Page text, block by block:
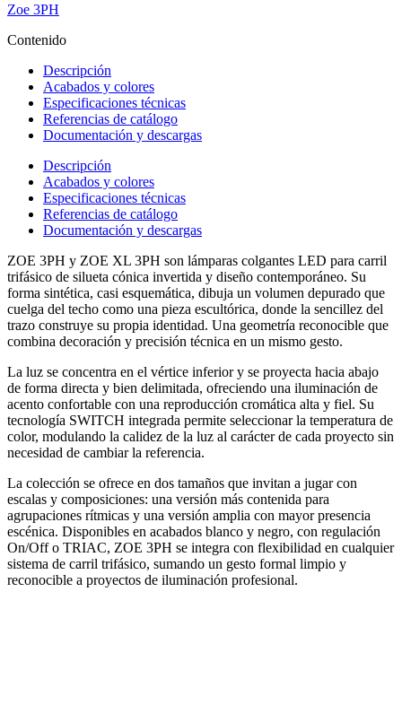
Zoe 3PH
Contenido
Descripción
Acabados y colores
Especificaciones técnicas
Referencias de catálogo
Documentación y descargas
Descripción
Acabados y colores
Especificaciones técnicas
Referencias de catálogo
Documentación y descargas
ZOE 3PH y ZOE XL 3PH son lámparas colgantes LED para carril
trifásico de silueta cónica invertida y diseño contemporáneo. Su
forma sintética, casi esquemática, dibuja un volumen depurado que
cuelga del techo como una pieza escultórica, donde la sencillez del
trazo construye su propia identidad. Una geometría reconocible que
combina decoración y precisión técnica en un mismo gesto.
La luz se concentra en el vértice inferior y se proyecta hacia abajo
de forma directa y bien delimitada, ofreciendo una iluminación de
acento confortable con una reproducción cromática alta y fiel. Su
tecnología SWITCH integrada permite seleccionar la temperatura de
color, modulando la calidez de la luz al carácter de cada proyecto sin
necesidad de cambiar la referencia.
La colección se ofrece en dos tamaños que invitan a jugar con
escalas y composiciones: una versión más contenida para
agrupaciones rítmicas y una versión amplia con mayor presencia
escénica. Disponibles en acabados blanco y negro, con regulación
On/Off o TRIAC, ZOE 3PH se integra con flexibilidad en cualquier
sistema de carril trifásico, sumando un gesto formal limpio y
reconocible a proyectos de iluminación profesional.